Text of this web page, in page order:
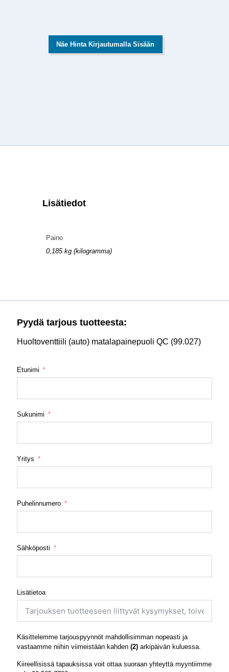
Näe Hinta Kirjautumalla Sisään
Lisätiedot
Paino
0,185 kg (kilogramma)
Pyydä tarjous tuotteesta:
Huoltoventtiili (auto) matalapainepuoli QC (99.027)
Etunimi
Sukunimi
Yritys
Puhelinnumero
Sähköposti
Lisätietoa
Käsittelemme tarjouspyynnöt mahdollisimman nopeasti ja
vastaamme niihin viimeistään kahden (2) arkipäivän kuluessa.
Kiireellisissä tapauksissa voit ottaa suoraan yhteyttä myyntiimme